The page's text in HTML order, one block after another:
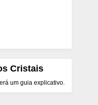
Cristais
um guia explicativo.